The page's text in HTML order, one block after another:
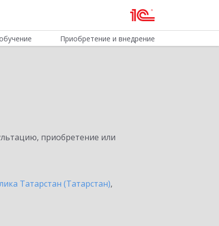
Приобретение и внедрение
приобретение или
Татарстан (Татарстан),